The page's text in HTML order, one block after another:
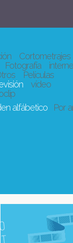
Cortometrajes
Fotografía
Películas
vídeo
alfábetico
Por